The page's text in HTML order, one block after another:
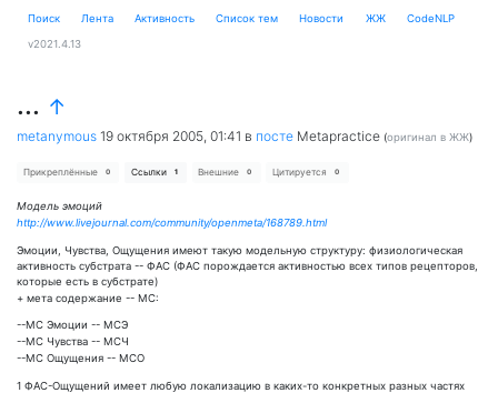
Поиск Лента Активность Cписок тем Новости ЖЖ CodeNLP
v2021.4.13
... ↑
metanymous 19 октября 2005, 01:41 в посте Metapractice (оригинал в ЖЖ)
Прикреплённые 0 Ссылки 1 Внешние 0 Цитируется 0
Модель эмоций
http://www.livejournal.com/community/openmeta/168789.html
Эмоции, Чувства, Ощущения имеют такую модельную структуру: физиологичеcкая
активность субстрата -- ФАС (ФАС порождается активностью всех типов рецепторов,
которые есть в субстрате)
+ мета содержание -- МС:
--МС Эмоции -- МСЭ
--МС Чувства -- МСЧ
--МС Ощущения -- МСО
1 ФАС-Ощущений имеет любую локализацию в каких-то конкретных разных частях